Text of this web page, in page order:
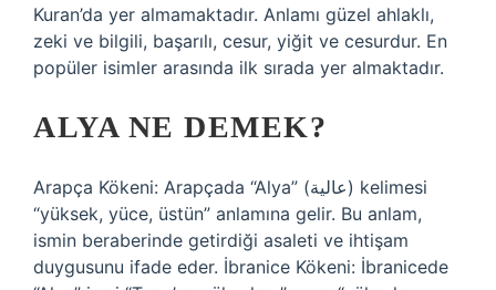
Kuran’da yer almamaktadır. Anlamı güzel ahlaklı,
zeki ve bilgili, başarılı, cesur, yiğit ve cesurdur. En
popüler isimler arasında ilk sırada yer almaktadır.
ALYA NE DEMEK?
Arapça Kökeni: Arapçada “Alya” (عالية) kelimesi
“yüksek, yüce, üstün” anlamına gelir. Bu anlam,
ismin beraberinde getirdiği asaleti ve ihtişam
duygusunu ifade eder. İbranice Kökeni: İbranicede